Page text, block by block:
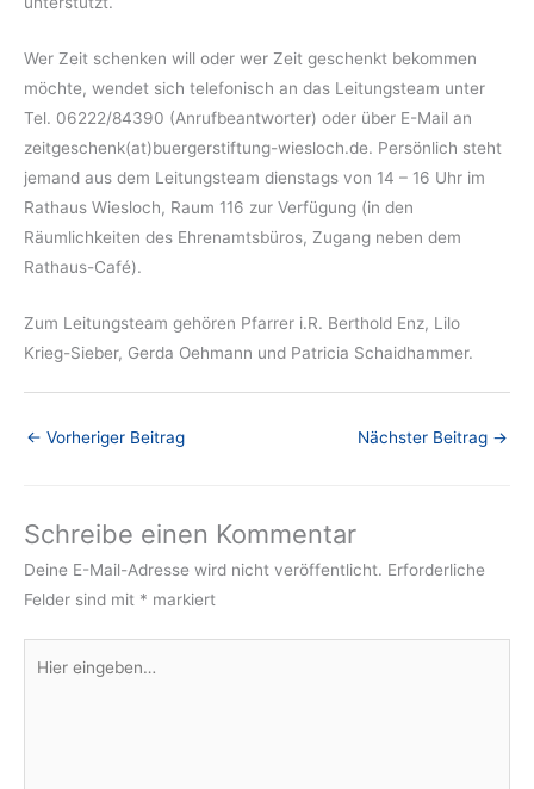
Wer Zeit schenken will oder wer Zeit geschenkt bekommen
möchte, wendet sich telefonisch an das Leitungsteam unter
Tel. 06222/84390 (Anrufbeantworter) oder über E-Mail an
zeitgeschenk(at)buergerstiftung-wiesloch.de. Persönlich steht
jemand aus dem Leitungsteam dienstags von 14 – 16 Uhr im
Rathaus Wiesloch, Raum 116 zur Verfügung (in den
Räumlichkeiten des Ehrenamtsbüros, Zugang neben dem
Rathaus-Café).
Zum Leitungsteam gehören Pfarrer i.R. Berthold Enz, Lilo
Krieg-Sieber, Gerda Oehmann und Patricia Schaidhammer.
← Vorheriger Beitrag Nächster Beitrag →
Schreibe einen Kommentar
Deine E-Mail-Adresse wird nicht veröffentlicht. Erforderliche
Felder sind mit * markiert
eingeben…